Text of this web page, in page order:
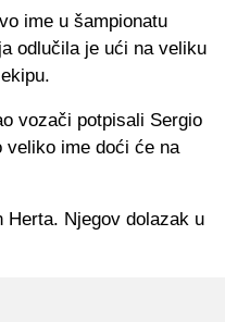
ime u šampionatu
odlučila je ući na veliku
vozači potpisali Sergio
veliko ime doći će na
Herta. Njegov dolazak u